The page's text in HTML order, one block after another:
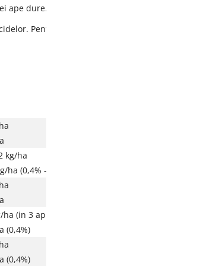
ape dure.
Pentru o mai mare siguranta, se va
kg/ha
ha (0,4% – 0,5%)
ha (in 3 aplicari)
(0,4%)
(0,4%)